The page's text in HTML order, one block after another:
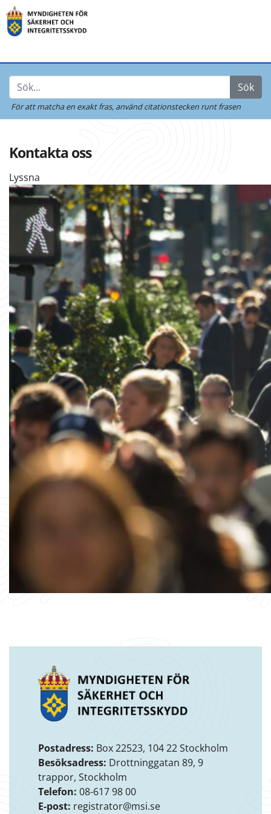
Sök
För att matcha en exakt fras, använd citationstecken runt frasen
Kontakta oss
Lyssna
Postadress: Box 22523, 104 22 Stockholm
Besöksadress: Drottninggatan 89, 9
trappor, Stockholm
Telefon: 08-617 98 00
E-post: registrator@msi.se